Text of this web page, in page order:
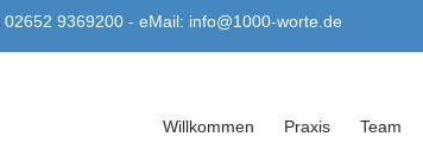
9369200 - eMail: info@1000-worte.de
Willkommen Praxis Team